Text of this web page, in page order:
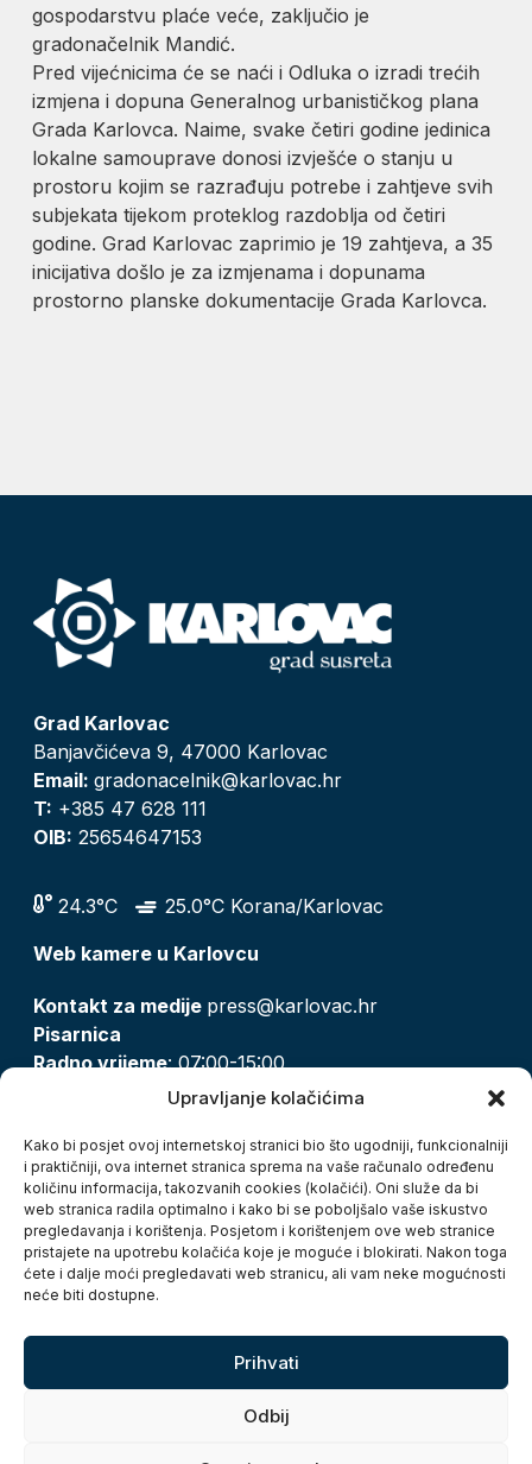
Upravljanje kolačićima
Kako bi posjet ovoj internetskoj stranici bio što ugodniji, funkcionalniji
i praktičniji, ova internet stranica sprema na vaše računalo određenu
količinu informacija, takozvanih cookies (kolačići). Oni služe da bi
web stranica radila optimalno i kako bi se poboljšalo vaše iskustvo
pregledavanja i korištenja. Posjetom i korištenjem ove web stranice
pristajete na upotrebu kolačića koje je moguće i blokirati. Nakon toga
ćete i dalje moći pregledavati web stranicu, ali vam neke mogućnosti
neće biti dostupne.
Prihvati
Odbij
gospodarstvu plaće veće, zaključio je
gradonačelnik Mandić.
Pred vijećnicima će se naći i Odluka o izradi trećih
izmjena i dopuna Generalnog urbanističkog plana
Grada Karlovca. Naime, svake četiri godine jedinica
lokalne samouprave donosi izvješće o stanju u
prostoru kojim se razrađuju potrebe i zahtjeve svih
subjekata tijekom proteklog razdoblja od četiri
godine. Grad Karlovac zaprimio je 19 zahtjeva, a 35
inicijativa došlo je za izmjenama i dopunama
prostorno planske dokumentacije Grada Karlovca.
Grad Karlovac
Banjavčićeva 9, 47000 Karlovac
Email: gradonacelnik@karlovac.hr
T: +385 47 628 111
OIB: 25654647153
24.3°C
25.0°C Korana/Karlovac
Web kamere u Karlovcu
Kontakt za medije press@karlovac.hr
Pisarnica
Radno vrijeme: 07:00-15:00
pisarnica@karlovac.hr
Zaštita osobnih podataka
Pristup informacijama
Kolačići
Izjava o pristupačnosti
Turistička zajednica grada Karlovca